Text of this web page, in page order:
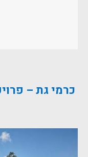
כרמי גת –